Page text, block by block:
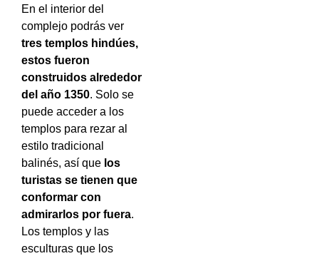
En el interior del
complejo podrás ver
tres templos hindúes,
estos fueron
construidos alrededor
del año 1350. Solo se
puede acceder a los
templos para rezar al
estilo tradicional
balinés, así que los
turistas se tienen que
conformar con
admirarlos por fuera.
Los templos y las
esculturas que los